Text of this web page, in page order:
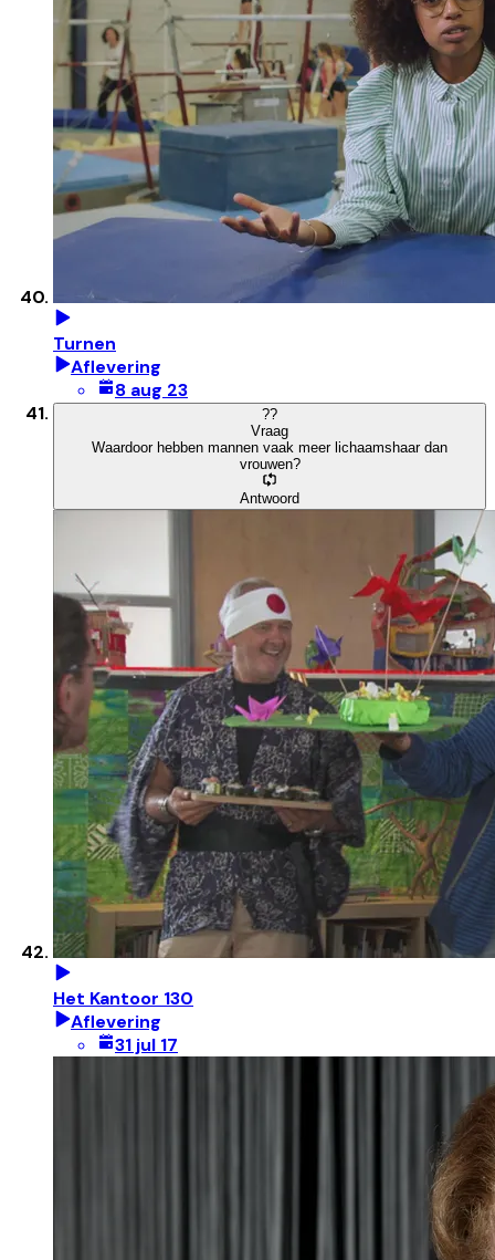
Turnen
Aflevering
8 aug 23
??
Vraag
Waardoor hebben mannen vaak meer lichaamshaar dan
vrouwen?
Antwoord
Het Kantoor 130
Aflevering
31 jul 17